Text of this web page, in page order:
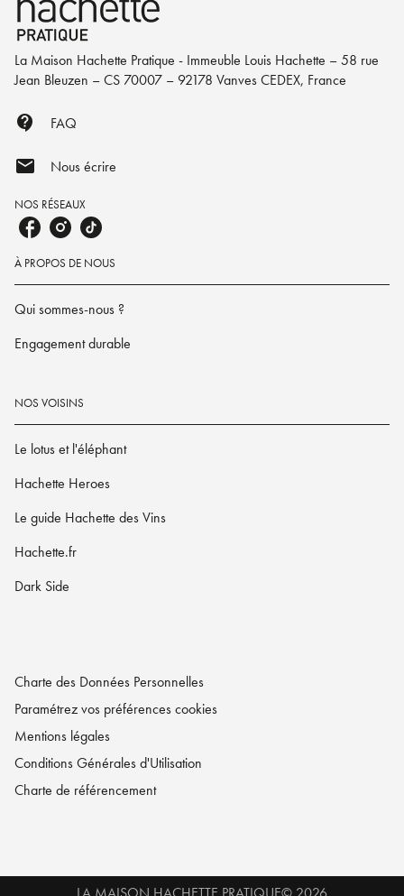
La Maison Hachette Pratique - Immeuble Louis Hachette – 58 rue
Jean Bleuzen – CS 70007 – 92178 Vanves CEDEX, France
contact_support FAQ
mail Nous écrire
NOS RÉSEAUX
À PROPOS DE NOUS
Qui sommes-nous ?
Engagement durable
NOS VOISINS
Le lotus et l'éléphant
Hachette Heroes
Le guide Hachette des Vins
Hachette.fr
Dark Side
Charte des Données Personnelles
Paramétrez vos préférences cookies
Mentions légales
Conditions Générales d'Utilisation
Charte de référencement